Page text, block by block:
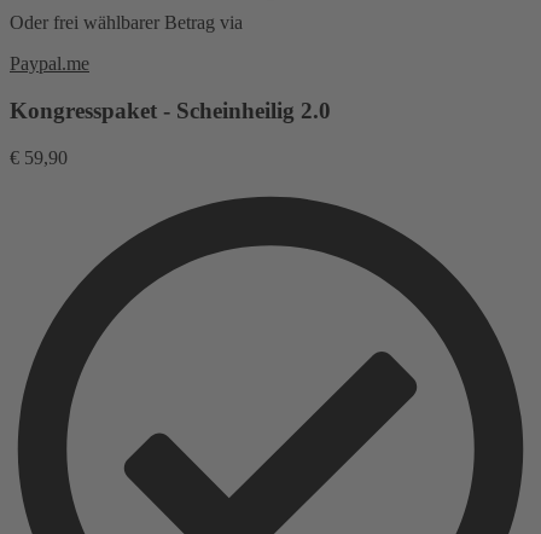
Oder frei wählbarer Betrag via
Paypal.me
Kongresspaket - Scheinheilig 2.0
€ 59,90